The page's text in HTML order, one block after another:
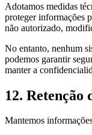
Adotamos medidas
proteger informações
não autorizado,
No entanto, nenhum
podemos garantir
manter a
12. Retenção
Mantemos